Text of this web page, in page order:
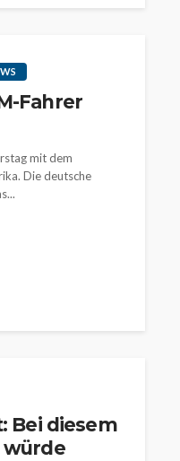
Fahrer
mit dem
Die deutsche
Bei diesem
würde